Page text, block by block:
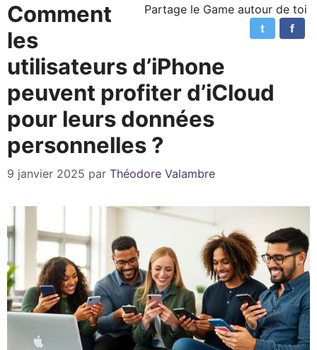
Partage le Game autour de toi
f
t
Comment
les
utilisateurs d’iPhone
peuvent profiter d’iCloud
pour leurs données
personnelles ?
9 janvier 2025 par Théodore Valambre